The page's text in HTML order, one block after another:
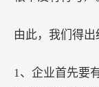
由此，我们得出
1、企业首先要